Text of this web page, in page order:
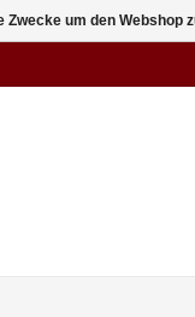
um den Webshop